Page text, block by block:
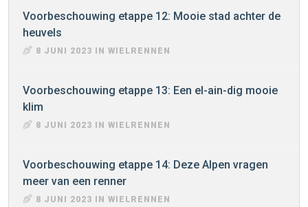
Voorbeschouwing etappe 12: Mooie stad achter de
heuvels
8 JUNI 2023 IN WIELRENNEN
Voorbeschouwing etappe 13: Een el-ain-dig mooie
klim
8 JUNI 2023 IN WIELRENNEN
Voorbeschouwing etappe 14: Deze Alpen vragen
meer van een renner
8 JUNI 2023 IN WIELRENNEN